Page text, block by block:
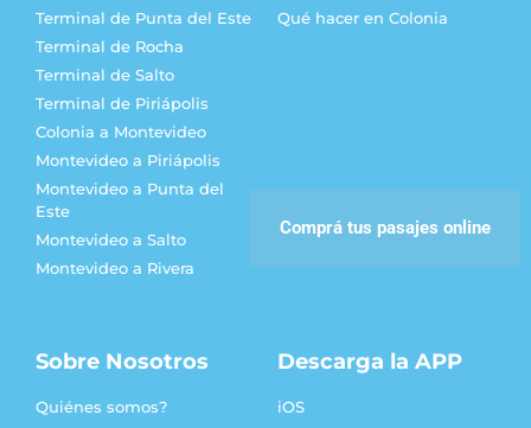
Comprá tus pasajes online
Terminal de Punta del Este
Terminal de Rocha
Terminal de Salto
Terminal de Piriápolis
Colonia a Montevideo
Montevideo a Piriápolis
Montevideo a Punta del
Este
Montevideo a Salto
Montevideo a Rivera
Qué hacer en Colonia
Sobre Nosotros
Quiénes somos?
Descarga la APP
iOS